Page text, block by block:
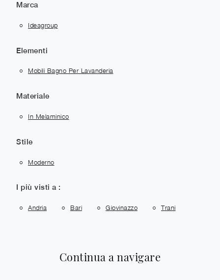
Marca
Ideagroup
Elementi
Mobili Bagno Per Lavanderia
Materiale
In Melaminico
Stile
Moderno
I più visti a :
Andria Bari Giovinazzo Trani
Continua a navigare